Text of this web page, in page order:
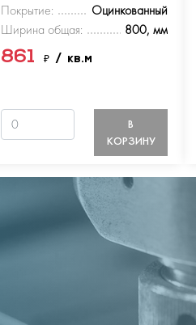
Покрытие:
Оцинкованный
Ширина общая:
800, мм
861₽/ кв.м
В
КОРЗИНУ